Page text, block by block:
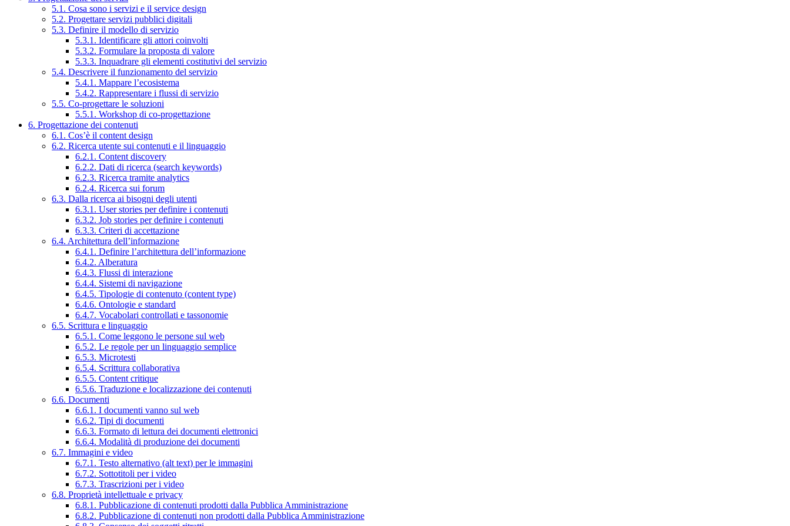
5.1. Cosa sono i servizi e il service design
5.2. Progettare servizi pubblici digitali
5.3. Definire il modello di servizio
5.3.1. Identificare gli attori coinvolti
5.3.2. Formulare la proposta di valore
5.3.3. Inquadrare gli elementi costitutivi del servizio
5.4. Descrivere il funzionamento del servizio
5.4.1. Mappare l’ecosistema
5.4.2. Rappresentare i flussi di servizio
5.5. Co-progettare le soluzioni
5.5.1. Workshop di co-progettazione
6. Progettazione dei contenuti
6.1. Cos’è il content design
6.2. Ricerca utente sui contenuti e il linguaggio
6.2.1. Content discovery
6.2.2. Dati di ricerca (search keywords)
6.2.3. Ricerca tramite analytics
6.2.4. Ricerca sui forum
6.3. Dalla ricerca ai bisogni degli utenti
6.3.1. User stories per definire i contenuti
6.3.2. Job stories per definire i contenuti
6.3.3. Criteri di accettazione
6.4. Architettura dell’informazione
6.4.1. Definire l’architettura dell’informazione
6.4.2. Alberatura
6.4.3. Flussi di interazione
6.4.4. Sistemi di navigazione
6.4.5. Tipologie di contenuto (content type)
6.4.6. Ontologie e standard
6.4.7. Vocabolari controllati e tassonomie
6.5. Scrittura e linguaggio
6.5.1. Come leggono le persone sul web
6.5.2. Le regole per un linguaggio semplice
6.5.3. Microtesti
6.5.4. Scrittura collaborativa
6.5.5. Content critique
6.5.6. Traduzione e localizzazione dei contenuti
6.6. Documenti
6.6.1. I documenti vanno sul web
6.6.2. Tipi di documenti
6.6.3. Formato di lettura dei documenti elettronici
6.6.4. Modalità di produzione dei documenti
6.7. Immagini e video
6.7.1. Testo alternativo (alt text) per le immagini
6.7.2. Sottotitoli per i video
6.7.3. Trascrizioni per i video
6.8. Proprietà intellettuale e privacy
6.8.1. Pubblicazione di contenuti prodotti dalla Pubblica Amministrazione
6.8.2. Pubblicazione di contenuti non prodotti dalla Pubblica Amministrazione